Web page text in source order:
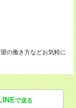
の働き方などお気軽に
で送る